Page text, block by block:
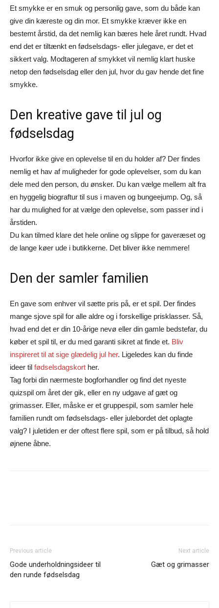
Et smykke er en smuk og personlig gave, som du både kan
give din kæreste og din mor. Et smykke kræver ikke en
bestemt årstid, da det nemlig kan bæres hele året rundt. Hvad
end det er tiltænkt en fødselsdags- eller julegave, er det et
sikkert valg. Modtageren af smykket vil nemlig klart huske
netop den fødselsdag eller den jul, hvor du gav hende det fine
smykke.
Den kreative gave til jul og
fødselsdag
Hvorfor ikke give en oplevelse til en du holder af? Der findes
nemlig et hav af muligheder for gode oplevelser, som du kan
dele med den person, du ønsker. Du kan vælge mellem alt fra
en hyggelig biograftur til sus i maven og bungeejump. Og, så
har du mulighed for at vælge den oplevelse, som passer ind i
årstiden.
Du kan tilmed klare det hele online og slippe for gaveræset og
de lange køer ude i butikkerne. Det bliver ikke nemmere!
Den der samler familien
En gave som enhver vil sætte pris på, er et spil. Der findes
mange sjove spil for alle aldre og i forskellige prisklasser. Så,
hvad end det er din 10-årige nevø eller din gamle bedstefar, du
køber et spil til, er du med garanti sikret at finde et. Bliv
inspireret til at sige glædelig jul her. Ligeledes kan du finde
ideer til fødselsdagskort her.
Tag forbi din nærmeste bogforhandler og find det nyeste
quizspil om året der gik, eller en ny udgave af gæt og
grimasser. Eller, måske er et gruppespil, som samler hele
familien rundt om fødselsdags- eller julebordet det oplagte
valg? I juletiden er der oftest flere spil, som er på tilbud, så hold
øjnene åbne.
Previous article
Gode underholdningsideer til
den runde fødselsdag
Next article
Gæt og grimasser